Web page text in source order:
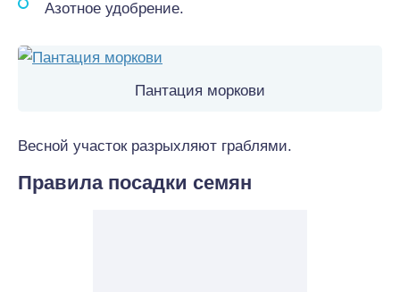
Азотное удобрение.
Пантация моркови
Весной участок разрыхляют граблями.
Правила посадки семян